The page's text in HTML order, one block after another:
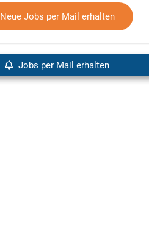
Neue Jobs per Mail erhalten
Jobs per Mail erhalten